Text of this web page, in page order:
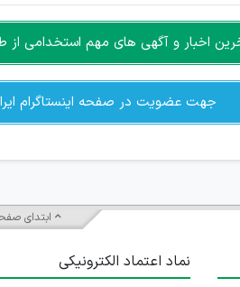
اخبار و آگهی های مهم استخدامی از
جهت عضویت در صفحه اینستاگرام
ابتدای
نماد اعتماد الکترونیکی